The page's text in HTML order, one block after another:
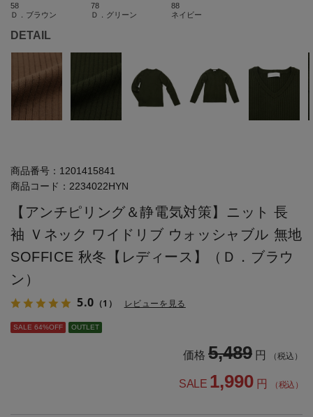
58
Ｄ．ブラウン
78
Ｄ．グリーン
88
ネイビー
DETAIL
商品番号： 1201415841
商品コード： 2234022HYN
【アンチピリング＆静電気対策】ニット 長
袖 Ｖネック ワイドリブ ウォッシャブル 無地
SOFFICE 秋冬【レディース】（Ｄ．ブラウ
ン）
5.0 （1） レビューを見る
SALE 64%OFF OUTLET
価格 5,489 円 （税込）
SALE 1,990 円 （税込）